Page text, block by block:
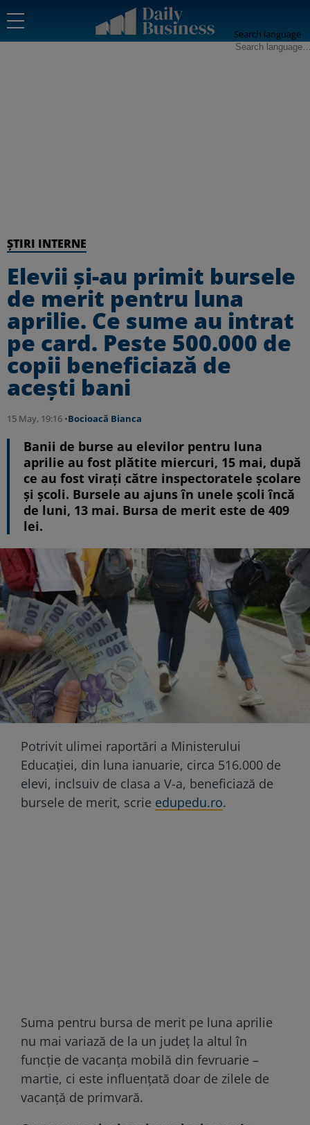
Search language
ȘTIRI INTERNE
Elevii și-au primit bursele
de merit pentru luna
aprilie. Ce sume au intrat
pe card. Peste 500.000 de
copii beneficiază de
acești bani
15 May, 19:16 •Bocioacă Bianca
Banii de burse au elevilor pentru luna
aprilie au fost plătite miercuri, 15 mai, după
ce au fost virați către inspectoratele școlare
și școli. Bursele au ajuns în unele școli încă
de luni, 13 mai. Bursa de merit este de 409
lei.
Potrivit ulimei raportări a Ministerului
Educației, din luna ianuarie, circa 516.000 de
elevi, inclsuiv de clasa a V-a, beneficiază de
bursele de merit, scrie edupedu.ro.
Suma pentru bursa de merit pe luna aprilie
nu mai variază de la un județ la altul în
funcție de vacanța mobilă din fevruarie –
martie, ci este influențată doar de zilele de
vacanță de primvară.